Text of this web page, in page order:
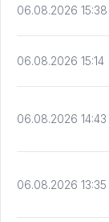
06.08.2026 15:38
06.08.2026 15:14
06.08.2026 14:43
06.08.2026 13:35